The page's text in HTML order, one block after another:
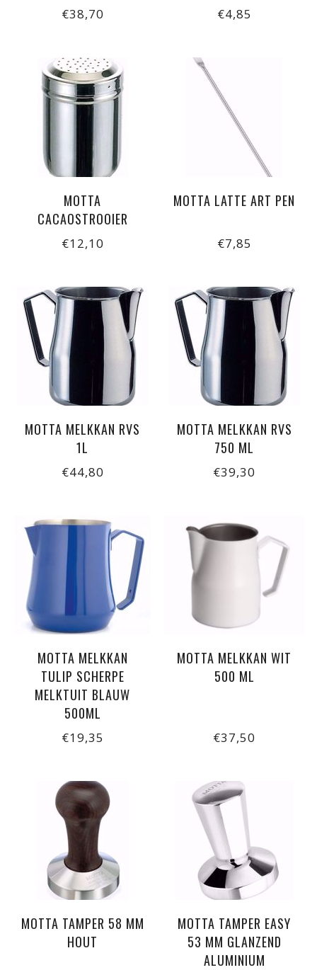
€38,70 €4,85
MOTTA
CACAOSTROOIER
€12,10
MOTTA LATTE ART PEN
€7,85
MOTTA MELKKAN RVS
1L
€44,80
MOTTA MELKKAN RVS
750 ML
€39,30
MOTTA MELKKAN
TULIP SCHERPE
MELKTUIT BLAUW
500ML
€19,35
MOTTA MELKKAN WIT
500 ML
€37,50
MOTTA TAMPER 58 MM
HOUT
MOTTA TAMPER EASY
53 MM GLANZEND
ALUMINIUM